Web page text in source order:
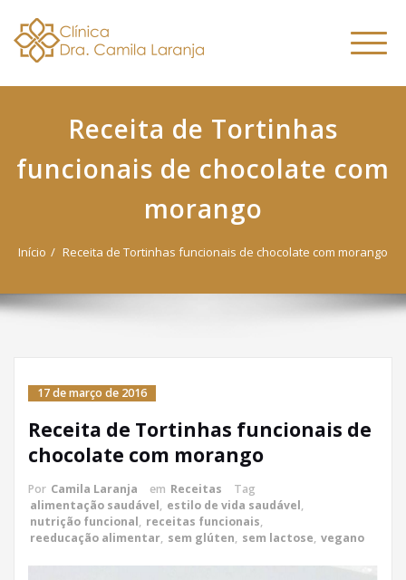
content
Laranja
Especialista em Fitoterapia
Receita de Tortinhas
funcionais de chocolate com
morango
Início Receita de Tortinhas funcionais de chocolate com morango
17 de março de 2016
Receita de Tortinhas funcionais de
chocolate com morango
Por Camila Laranja em Receitas
Tag
alimentação saudável, estilo de vida saudável,
nutrição funcional, receitas funcionais,
reeducação alimentar, sem glúten, sem lactose, vegano